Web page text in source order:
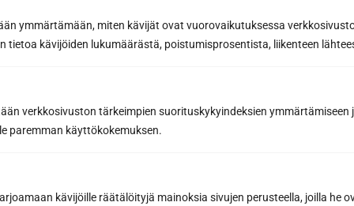
ymmärtämään, miten kävijät ovat vuorovaikutuksessa
tietoa kävijöiden lukumäärästä, poistumisprosentista, liikenteen
verkkosivuston tärkeimpien suorituskykyindeksien ymmärtämiseen
paremman käyttökokemuksen.
kävijöille räätälöityjä mainoksia sivujen perusteella, joilla he